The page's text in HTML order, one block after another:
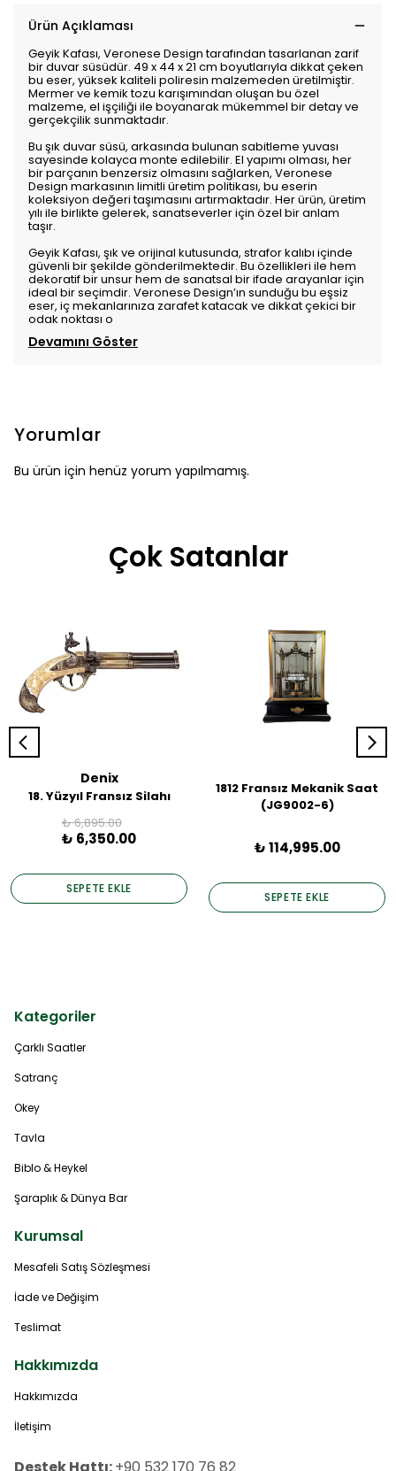
Ürün Açıklaması
Geyik Kafası, Veronese Design tarafından tasarlanan zarif
bir duvar süsüdür. 49 x 44 x 21 cm boyutlarıyla dikkat çeken
bu eser, yüksek kaliteli poliresin malzemeden üretilmiştir.
Mermer ve kemik tozu karışımından oluşan bu özel
malzeme, el işçiliği ile boyanarak mükemmel bir detay ve
gerçekçilik sunmaktadır.
Bu şık duvar süsü, arkasında bulunan sabitleme yuvası
sayesinde kolayca monte edilebilir. El yapımı olması, her
bir parçanın benzersiz olmasını sağlarken, Veronese
Design markasının limitli üretim politikası, bu eserin
koleksiyon değeri taşımasını artırmaktadır. Her ürün, üretim
yılı ile birlikte gelerek, sanatseverler için özel bir anlam
taşır.
Geyik Kafası, şık ve orijinal kutusunda, strafor kalıbı içinde
güvenli bir şekilde gönderilmektedir. Bu özellikleri ile hem
dekoratif bir unsur hem de sanatsal bir ifade arayanlar için
ideal bir seçimdir. Veronese Design’ın sunduğu bu eşsiz
eser, iç mekanlarınıza zarafet katacak ve dikkat çekici bir
odak noktası o
Devamını Göster
Yorumlar
Bu ürün için henüz yorum yapılmamış.
Çok Satanlar
Denix
18. Yüzyıl Fransız Silahı
₺ 6,895.00
₺ 6,350.00
SEPETE EKLE
1812 Fransız Mekanik Saat
(JG9002-6)
₺ 114,995.00
SEPETE EKLE
Kategoriler
Çarklı Saatler
Satranç
Okey
Tavla
Biblo & Heykel
Şaraplık & Dünya Bar
Kurumsal
Mesafeli Satış Sözleşmesi
İade ve Değişim
Teslimat
Hakkımızda
Hakkımızda
İletişim